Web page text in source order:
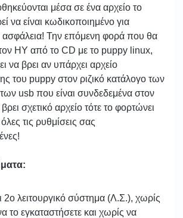
μέσα σε ένα αρχείο το
να είναι κωδικοποιημένο για
ασφάλεια! Την επόμενη φορά που θα
τον ΗΥ από το CD με το puppy linux,
να βρει αν υπάρχει αρχείο
του puppy στον ριζικό κατάλογο των
usb που είναι συνδεδεμένα στον
σχετικό αρχείο τότε το φορτώνει
τις ρυθμίσεις σας
2ο λειτουργικό σύστημα (Λ.Σ.), χωρίς
το εγκαταστήσετε και χωρίς να